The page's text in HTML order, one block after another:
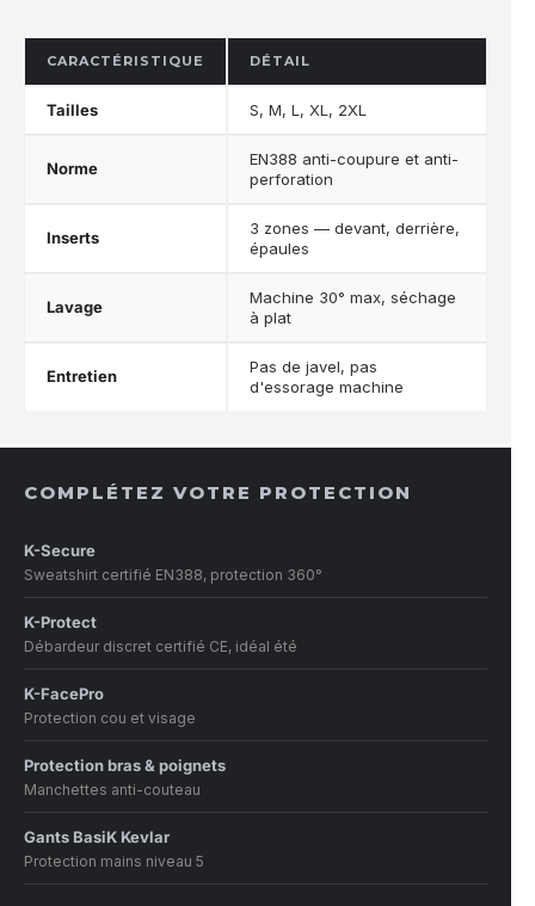
CARACTÉRISTIQUE DÉTAIL
Tailles S, M, L, XL, 2XL
Norme
EN388 anti-coupure et anti-
perforation
Inserts
3 zones — devant, derrière,
épaules
Lavage
Machine 30° max, séchage
à plat
Entretien
Pas de javel, pas
d'essorage machine
COMPLÉTEZ VOTRE PROTECTION
K-Secure
Sweatshirt certifié EN388, protection 360°
K-Protect
Débardeur discret certifié CE, idéal été
K-FacePro
Protection cou et visage
Protection bras & poignets
Manchettes anti-couteau
Gants BasiK Kevlar
Protection mains niveau 5